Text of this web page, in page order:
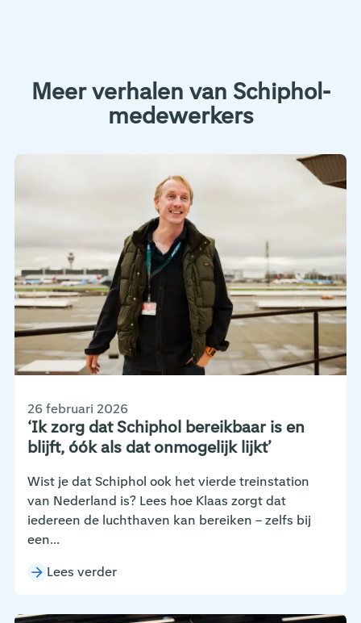
Meer verhalen van Schiphol-
medewerkers
‘Ik zorg dat Schiphol bereikbaar is en
blijft, óók als dat onmogelijk lijkt’
26 februari 2026
Wist je dat Schiphol ook het vierde treinstation
van Nederland is? Lees hoe Klaas zorgt dat
iedereen de luchthaven kan bereiken – zelfs bij
een...
Lees verder